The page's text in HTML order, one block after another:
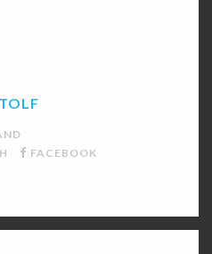
FACEBOOK